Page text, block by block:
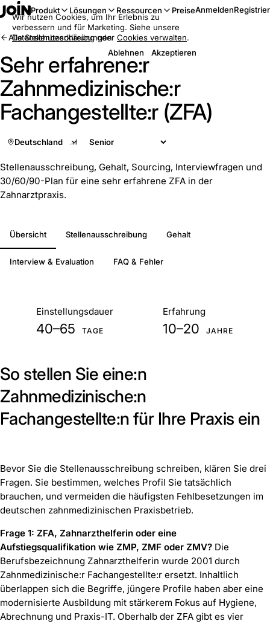
Produkt Lösungen Ressourcen PreiseAnmelden
Alle Stellenbeschreibungen
Sehr erfahrene:r
Zahnmedizinische:r
Fachangestellte:r (ZFA)
Deutschland
Stellenausschreibung, Gehalt, Sourcing, Interviewfragen und
30/60/90-Plan für eine sehr erfahrene ZFA in der
Zahnarztpraxis.
Übersicht Stellenausschreibung Gehalt
Interview & Evaluation FAQ & Fehler
Einstellungsdauer
40–65 TAGE
Erfahrung
10–20 JAHRE
So stellen Sie eine:n
Zahnmedizinische:n
Fachangestellte:n für Ihre Praxis ein
Bevor Sie die Stellenausschreibung schreiben, klären Sie drei
Fragen. Sie bestimmen, welches Profil Sie tatsächlich
brauchen, und vermeiden die häufigsten Fehlbesetzungen im
deutschen zahnmedizinischen Praxisbetrieb.
Frage 1: ZFA, Zahnarzthelferin oder eine
Aufstiegsqualifikation wie ZMP, ZMF oder ZMV? Die
Berufsbezeichnung Zahnarzthelferin wurde 2001 durch
Zahnmedizinische:r Fachangestellte:r ersetzt. Inhaltlich
überlappen sich die Begriffe, jüngere Profile haben aber eine
modernisierte Ausbildung mit stärkerem Fokus auf Hygiene,
Abrechnung und Praxis-IT. Oberhalb der ZFA gibt es vier
Wir nutzen Cookies, um Ihr Erlebnis zu
verbessern und für Marketing. Siehe unsere
Datenschutzerklärungoder Cookies verwalten.
Ablehnen
Akzeptieren